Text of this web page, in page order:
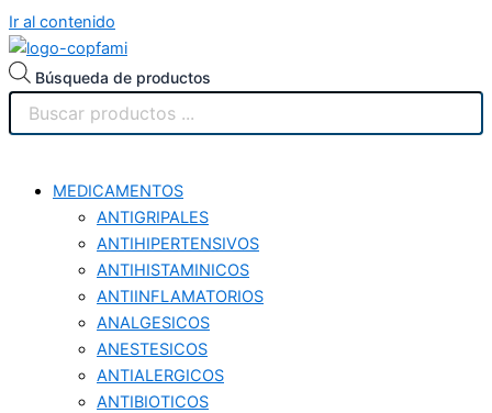
Ir al contenido
Búsqueda de productos
MEDICAMENTOS
ANTIGRIPALES
ANTIHIPERTENSIVOS
ANTIHISTAMINICOS
ANTIINFLAMATORIOS
ANALGESICOS
ANESTESICOS
ANTIALERGICOS
ANTIBIOTICOS